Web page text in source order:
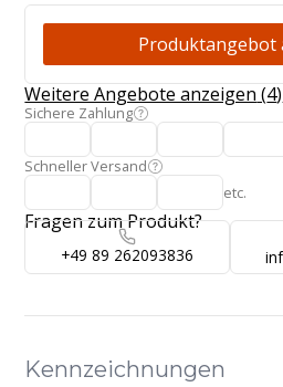
Produktangebot
Produktangebot
Weitere Angebote anzeigen (4)
Sichere Zahlung
Schneller Versand
etc.
Fragen zum Produkt?
+49 89 262093836
Kennzeichnungen